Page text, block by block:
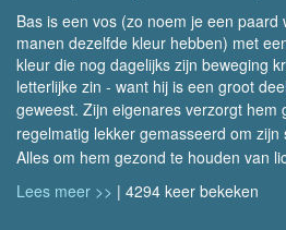
Bas is een vos (zo noem je een paard
manen dezelfde kleur hebben) met
kleur die nog dagelijks zijn beweging
letterlijke zin - want hij is een groot
geweest. Zijn eigenares verzorgt hem
regelmatig lekker gemasseerd om
Alles om hem gezond te houden van
Lees meer >> | 4294 keer bekeken